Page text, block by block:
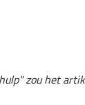
zou het